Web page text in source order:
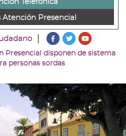
Telefónica
Presencial
???
Ir
a
página
de
Facebook
???
Ir
página
de
Twitter
Ir
canal
de
Youtube
Presencial disponen de sistema
personas sordas